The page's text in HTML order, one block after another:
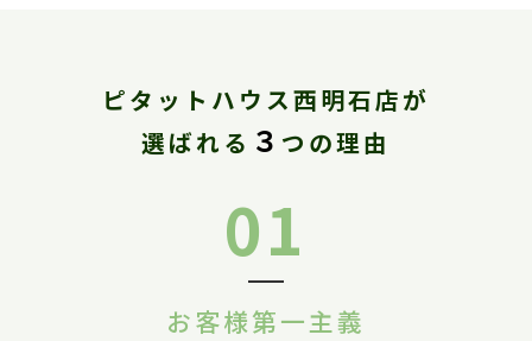
ピタットハウス西明石店が
選ばれる ３ つの理由
01
お客様第一主義